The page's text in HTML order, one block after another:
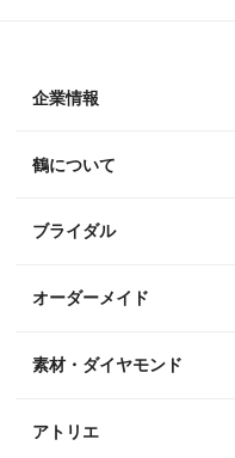
企業情報
鶴について
ブライダル
オーダーメイド
素材・ダイヤモンド
アトリエ